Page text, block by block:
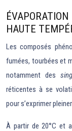
HAUTE
Les composés
fumées, tourbées et
notamment des
réticentes à se
pour s’exprimer
À partir de 20°C et